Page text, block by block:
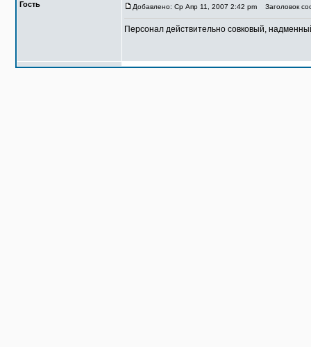
Гость Добавлено: Ср Апр 11, 2007 2:42 pm Заголовок
Персонал действительно совковый,